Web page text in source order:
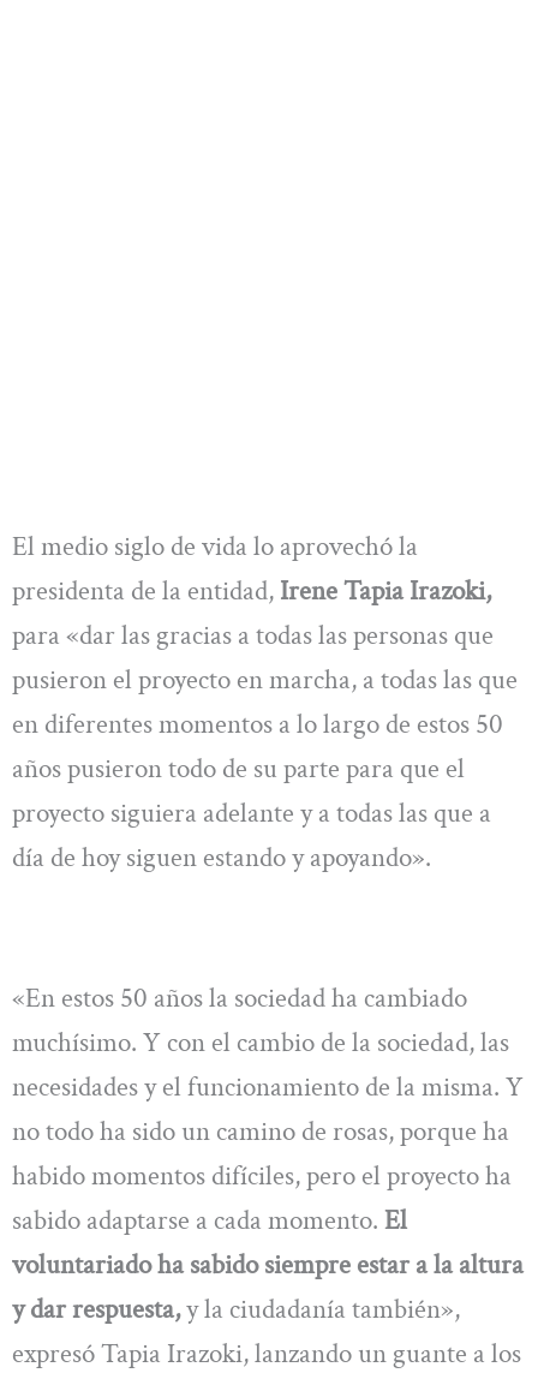
El medio siglo de vida lo aprovechó la
presidenta de la entidad, Irene Tapia Irazoki,
para «dar las gracias a todas las personas que
pusieron el proyecto en marcha, a todas las que
en diferentes momentos a lo largo de estos 50
años pusieron todo de su parte para que el
proyecto siguiera adelante y a todas las que a
día de hoy siguen estando y apoyando».
«En estos 50 años la sociedad ha cambiado
muchísimo. Y con el cambio de la sociedad, las
necesidades y el funcionamiento de la misma. Y
no todo ha sido un camino de rosas, porque ha
habido momentos difíciles, pero el proyecto ha
sabido adaptarse a cada momento. El
voluntariado ha sabido siempre estar a la altura
y dar respuesta,y la ciudadanía también»,
expresó Tapia Irazoki, lanzando un guante a los